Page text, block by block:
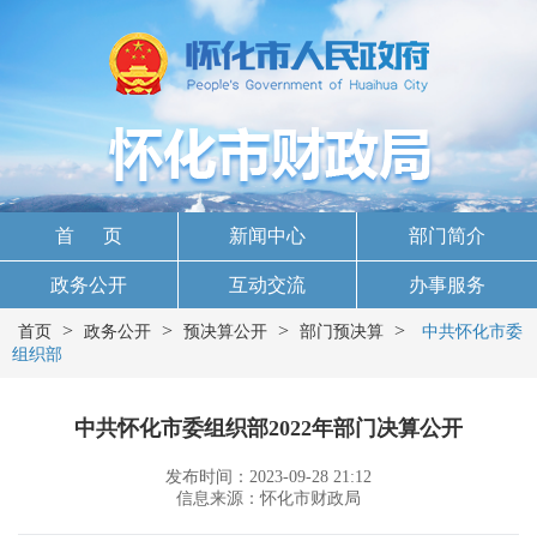
首 页 新闻中心 部门简介
政务公开 互动交流 办事服务
首页 > 政务公开 > 预决算公开 > 部门预决算 >
中共怀化市委
组织部
中共怀化市委组织部2022年部门决算公开
发布时间：2023-09-28 21:12
信息来源：怀化市财政局